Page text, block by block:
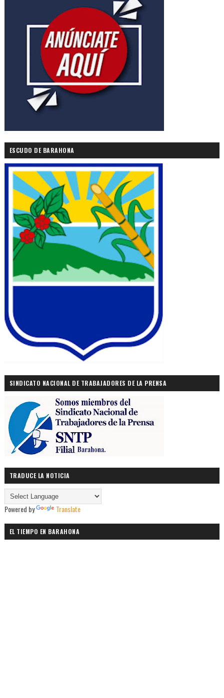
ESCUDO DE BARAHONA
SINDICATO NACIONAL DE TRABAJADORES DE LA PRENSA
TRADUCE LA NOTICIA
Powered by Translate
EL TIEMPO EN BARAHONA